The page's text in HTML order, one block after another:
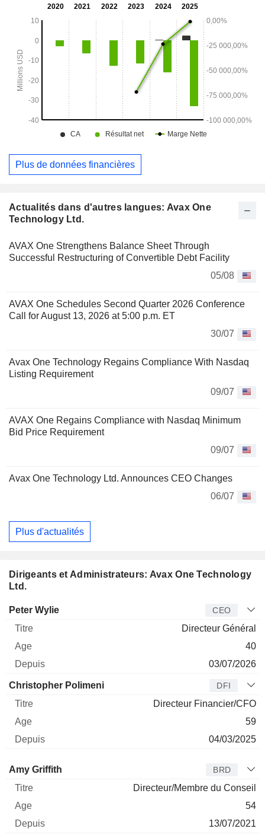
Actualités dans d'autres langues: Avax One
Technology Ltd.
AVAX One Strengthens Balance Sheet Through
Successful Restructuring of Convertible Debt Facility
05/08
AVAX One Schedules Second Quarter 2026 Conference
Call for August 13, 2026 at 5:00 p.m. ET
30/07
Avax One Technology Regains Compliance With Nasdaq
Listing Requirement
09/07
AVAX One Regains Compliance with Nasdaq Minimum
Bid Price Requirement
09/07
Avax One Technology Ltd. Announces CEO Changes
06/07
Plus d'actualités
Dirigeants et Administrateurs: Avax One Technology
Ltd.
Dirigeant Titre
Peter Wylie CEO
Directeur Général
40
03/07/2026
Christopher Polimeni DFI
Directeur Financier/CFO
59
04/03/2025
Administrateur
Amy Griffith BRD
Directeur/Membre du Conseil
54
13/07/2021
Plus de données financières